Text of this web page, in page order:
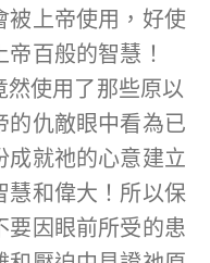
被上帝使用，好使
百般的智慧！
然使用了那些原以
的仇敵眼中看為已
成就祂的心意建立
慧和偉大！所以保
要因眼前所受的患